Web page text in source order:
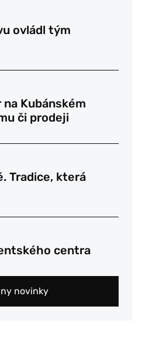
ovládl tým
Kubánském
či prodeji
Tradice, která
centra
novinky